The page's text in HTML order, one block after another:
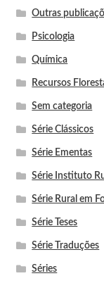
Outras
Psicologia
Química
Recursos
Sem categoria
Série Clássicos
Série Ementas
Série Instituto
Série Rural em
Série Teses
Série Traduções
Séries